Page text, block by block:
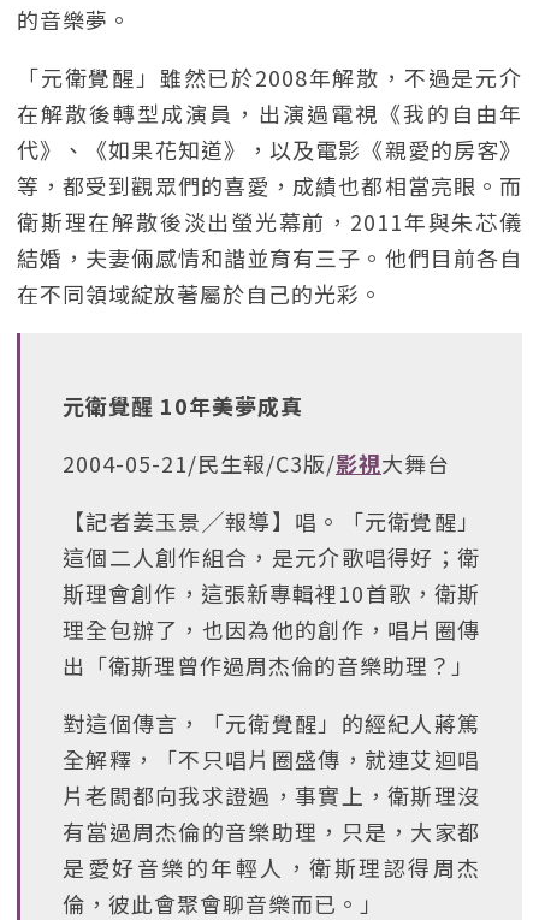
的音樂夢。
「元衛覺醒」雖然已於2008年解散，不過是元介
在解散後轉型成演員，出演過電視《我的自由年
代》、《如果花知道》，以及電影《親愛的房客》
等，都受到觀眾們的喜愛，成績也都相當亮眼。而
衛斯理在解散後淡出螢光幕前，2011年與朱芯儀
結婚，夫妻倆感情和諧並育有三子。他們目前各自
在不同領域綻放著屬於自己的光彩。
元衛覺醒 10年美夢成真
2004-05-21/民生報/C3版/影視大舞台
【記者姜玉景╱報導】唱。「元衛覺醒」
這個二人創作組合，是元介歌唱得好；衛
斯理會創作，這張新專輯裡10首歌，衛斯
理全包辦了，也因為他的創作，唱片圈傳
出「衛斯理曾作過周杰倫的音樂助理？」
對這個傳言，「元衛覺醒」的經紀人蔣篤
全解釋，「不只唱片圈盛傳，就連艾迴唱
片老闆都向我求證過，事實上，衛斯理沒
有當過周杰倫的音樂助理，只是，大家都
是愛好音樂的年輕人，衛斯理認得周杰
倫，彼此會聚會聊音樂而已。」